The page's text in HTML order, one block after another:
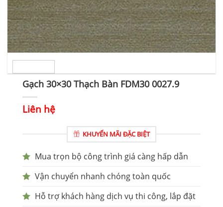
Gạch 30×30 Thạch Bàn FDM30 0027.9
Liên hệ
KHUYẾN MÃI ĐẶC BIỆT
Mua trọn bộ công trình giá càng hấp dẫn
Vận chuyển nhanh chóng toàn quốc
Hỗ trợ khách hàng dịch vụ thi công, lắp đặt